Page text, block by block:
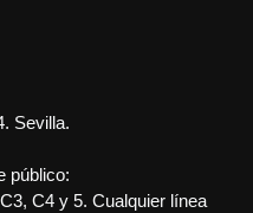
Sevilla.
público:
C4 y 5. Cualquier línea